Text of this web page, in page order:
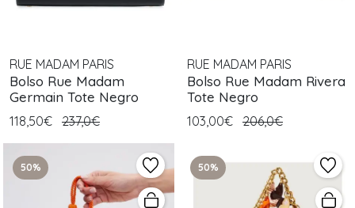
RUE MADAM PARIS
Bolso Rue Madam
Germain Tote Negro
118,50€ 237,0€
RUE MADAM PARIS
Bolso Rue Madam Rivera
Tote Negro
103,00€ 206,0€
50% 50%